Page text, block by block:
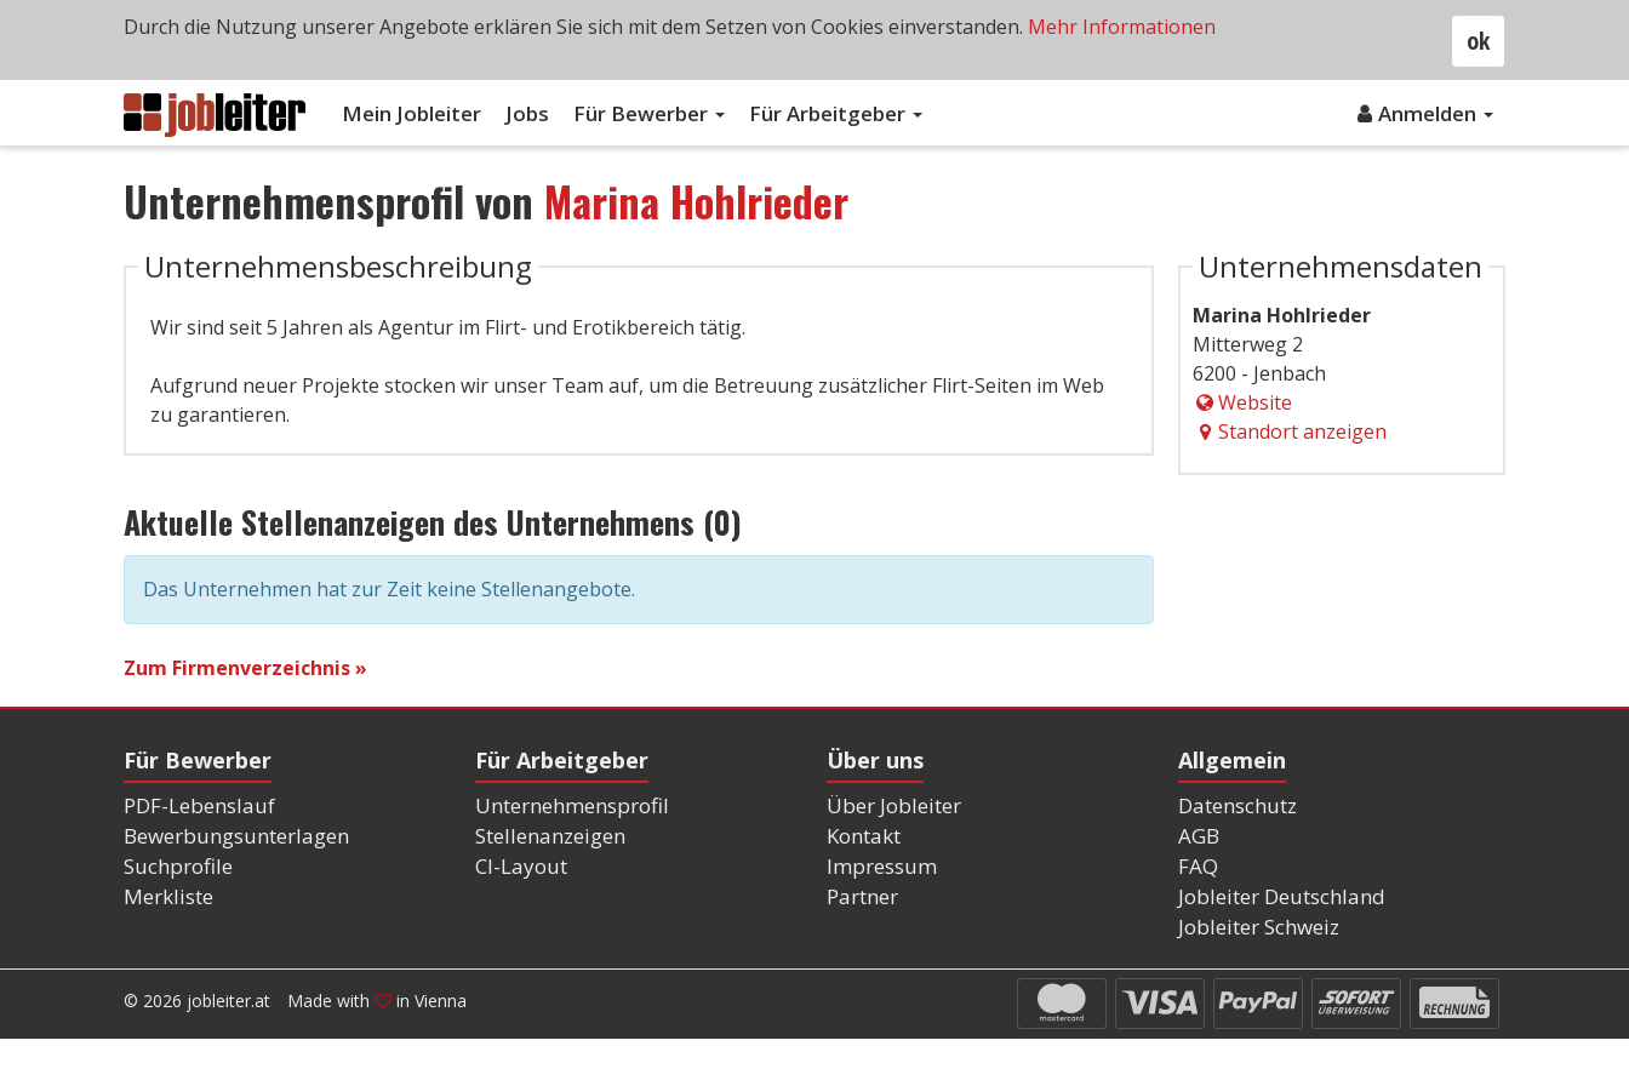
Mein Jobleiter Jobs Für Bewerber Für Arbeitgeber Anmelden
Unternehmensprofil von Marina Hohlrieder
Unternehmensbeschreibung
Wir sind seit 5 Jahren als Agentur im Flirt- und Erotikbereich tätig.
Aufgrund neuer Projekte stocken wir unser Team auf, um die Betreuung zusätzlicher Flirt-Seiten im Web
zu garantieren.
Unternehmensdaten
Marina Hohlrieder
Mitterweg 2
6200 - Jenbach
Website
Standort anzeigen
Aktuelle Stellenanzeigen des Unternehmens (0)
Das Unternehmen hat zur Zeit keine Stellenangebote.
Zum Firmenverzeichnis »
Für Bewerber
PDF-Lebenslauf
Bewerbungsunterlagen
Suchprofile
Merkliste
Für Arbeitgeber
Unternehmensprofil
Stellenanzeigen
CI-Layout
Über uns
Über Jobleiter
Kontakt
Impressum
Partner
Allgemein
Datenschutz
AGB
FAQ
Jobleiter Deutschland
Jobleiter Schweiz
© 2026 jobleiter.at Made with in Vienna
ok
Durch die Nutzung unserer Angebote erklären Sie sich mit dem Setzen von Cookies einverstanden. Mehr Informationen